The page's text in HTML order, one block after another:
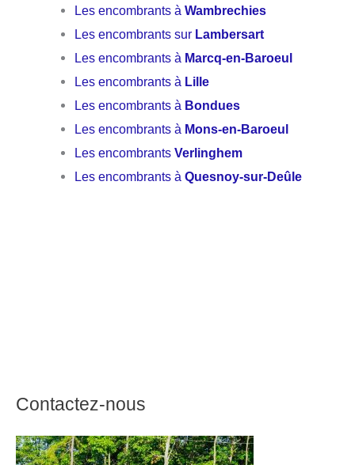
Les encombrants àWambrechies
Les encombrants sur Lambersart
Les encombrants à Marcq-en-Baroeul
Les encombrants à Lille
Les encombrants à Bondues
Les encombrants à Mons-en-Baroeul
Les encombrantsVerlinghem
Les encombrants àQuesnoy-sur-Deûle
Contactez-nous